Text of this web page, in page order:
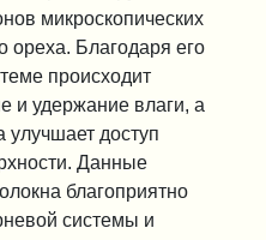
микроскопических
ореха. Благодаря его
происходит
и удержание влаги, а
улучшает доступ
Данные
благоприятно
системы и